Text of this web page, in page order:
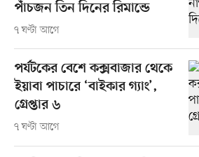
পাঁচজন তিন দিনের রিমান্ডে
৭ ঘণ্টা আগে
পর্যটকের বেশে কক্সবাজার থেকে
ইয়াবা পাচারে ‘বাইকার গ্যাং’,
গ্রেপ্তার ৬
৭ ঘণ্টা আগে